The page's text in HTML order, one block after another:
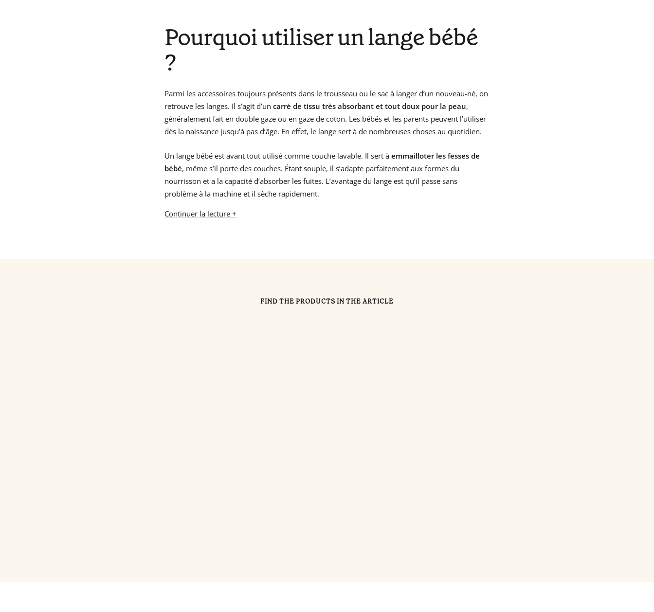
Pourquoi utiliser un lange bébé
?
Parmi les accessoires toujours présents dans le trousseau ou le sac à langer d’un nouveau-né, on
retrouve les langes. Il s’agit d’un carré de tissu très absorbant et tout doux pour la peau,
généralement fait en double gaze ou en gaze de coton. Les bébés et les parents peuvent l’utiliser
dès la naissance jusqu’à pas d’âge. En effet, le lange sert à de nombreuses choses au quotidien.
Un lange bébé est avant tout utilisé comme couche lavable. Il sert à emmailloter les fesses de
bébé, même s’il porte des couches. Étant souple, il s’adapte parfaitement aux formes du
nourrisson et a la capacité d’absorber les fuites. L’avantage du lange est qu’il passe sans
problème à la machine et il sèche rapidement.
Continuer la lecture +
FIND THE PRODUCTS IN THE ARTICLE